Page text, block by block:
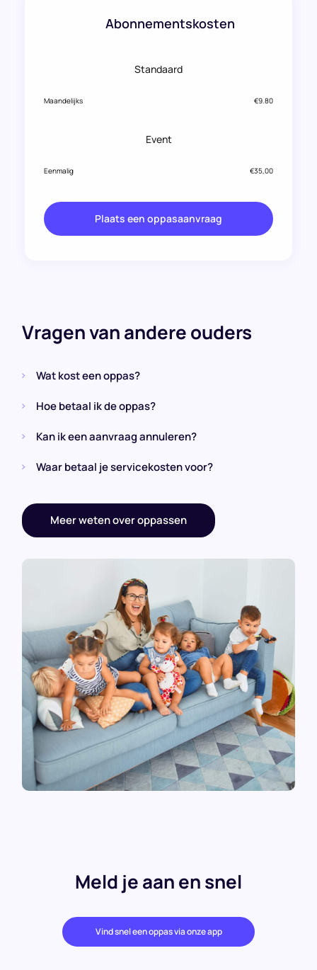
Abonnementskosten
Standaard
Maandelijks €9.80
Event
Eenmalig €35,00
Plaats een oppasaanvraag
Vragen van andere ouders
Wat kost een oppas?
Hoe betaal ik de oppas?
Kan ik een aanvraag annuleren?
Waar betaal je servicekosten voor?
Meer weten over oppassen
Meld je aan en snel
Vind snel een oppas via onze app